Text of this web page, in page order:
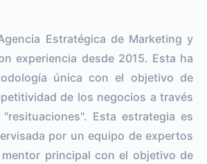
Estratégica de Marketing y
experiencia desde 2015. Esta ha
única con el objetivo de
de los negocios a través
Esta estrategia es
por un equipo de expertos
principal con el objetivo de